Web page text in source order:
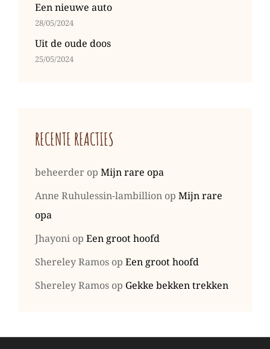
Een nieuwe auto
28/05/2024
Uit de oude doos
25/05/2024
RECENTE REACTIES
beheerder op Mijn rare opa
Anne Ruhulessin-lambillion op Mijn rare
opa
Jhayoni op Een groot hoofd
Shereley Ramos op Een groot hoofd
Shereley Ramos op Gekke bekken trekken